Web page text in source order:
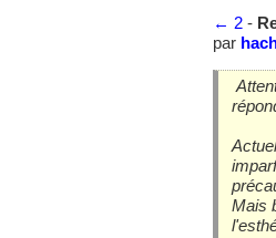
← 2-
par
Mais